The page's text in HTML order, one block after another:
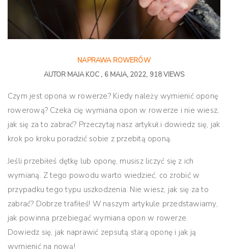
NAPRAWA ROWERÓW
AUTOR MAJA KOC 6 MAJA, 2022 918 VIEWS
Czym jest opona w rowerze? Kiedy należy wymienić oponę
rowerową? Czeka cię wymiana opon w rowerze i nie wiesz,
jak się za to zabrać? Przeczytaj nasz artykuł i dowiedz się, jak
krok po kroku poradzić sobie z przebitą oponą.
Jeśli przebiłeś dętkę lub oponę, musisz liczyć się z ich
wymianą. Z tego powodu warto wiedzieć, co zrobić w
przypadku tego typu uszkodzenia. Nie wiesz, jak się za to
zabrać? Dobrze trafiłeś! W naszym artykule przedstawiamy,
jak powinna przebiegać wymiana opon w rowerze.
Dowiedz się, jak naprawić zepsutą starą oponę i jak ją
wymienić na nową!